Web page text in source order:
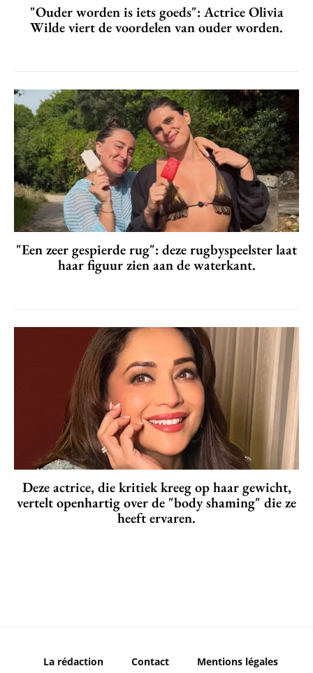
"Ouder worden is iets goeds": Actrice Olivia
Wilde viert de voordelen van ouder worden.
"Een zeer gespierde rug": deze rugbyspeelster laat
haar figuur zien aan de waterkant.
Deze actrice, die kritiek kreeg op haar gewicht,
vertelt openhartig over de "body shaming" die ze
heeft ervaren.
La rédaction Contact Mentions légales